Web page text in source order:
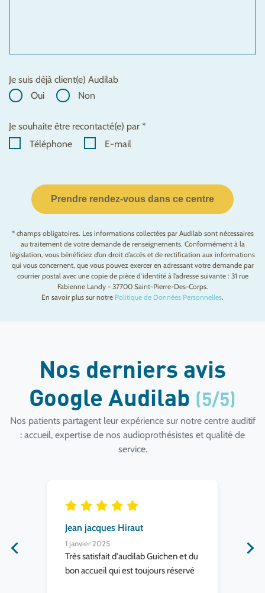
Je suis déjà client(e) Audilab
Oui
Non
Je souhaite être recontacté(e) par *
Téléphone
E-mail
Prendre rendez-vous dans ce centre
* champs obligatoires. Les informations collectées par Audilab sont nécessaires
au traitement de votre demande de renseignements. Conformément à la
législation, vous bénéficiez d’un droit d’accès et de rectification aux informations
qui vous concernent, que vous pouvez exercer en adressant votre demande par
courrier postal avec une copie de pièce d’identité à l’adresse suivante : 31 rue
Fabienne Landy - 37700 Saint-Pierre-Des-Corps.
En savoir plus sur notre Politique de Données Personnelles.
Nos derniers avis
Google Audilab (5/5)
Nos patients partagent leur expérience sur notre centre auditif
: accueil, expertise de nos audioprothésistes et qualité de
service.
Jean jacques Hiraut
1 janvier 2025
Très satisfait d'audilab Guichen et du
bon accueil qui est toujours réservé